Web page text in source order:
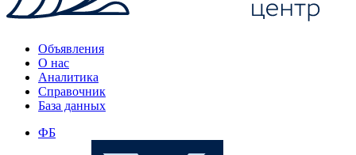
Объявления
О нас
Аналитика
Справочник
База данных
ФБ